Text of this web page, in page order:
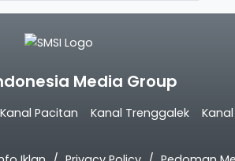
Media Group
Kanal Pacitan Kanal Trenggalek